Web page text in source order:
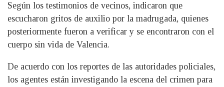
Según los testimonios de vecinos, indicaron que
escucharon gritos de auxilio por la madrugada, quienes
posteriormente fueron a verificar y se encontraron con el
cuerpo sin vida de Valencia.
De acuerdo con los reportes de las autoridades policiales,
los agentes están investigando la escena del crimen para